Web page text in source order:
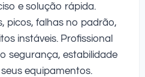
e solução rápida.
picos, falhas no padrão,
instáveis. Profissional
segurança, estabilidade
equipamentos.